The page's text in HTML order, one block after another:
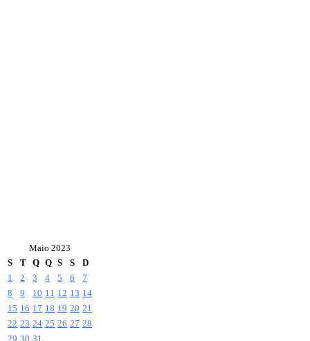
Maio 2023
S
T Q Q S S
D
1
2 3 4 5 6
7
8
9 10 11 12 13 14
15 16 17 18 19 20 21
22 23 24 25 26 27 28
29 30 31